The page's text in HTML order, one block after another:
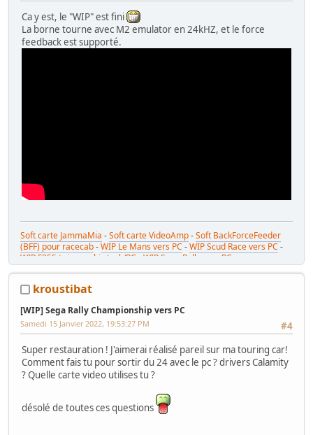
Ca y est, le "WIP" est fini
La borne tourne avec M2 emulator en 24kHZ, et le force
feedback est supporté.
Soft carte JammaMia -Soft carte VideoAmp-Soft BackForceFeeder
(BFF) pour racecab-WIP Le Mans vers PC -WIP Scud Race vers PC -
WIP F355 twin combi stack/PC
WIP Sega Rally vers PC
kroustibat
[WIP] Sega Rally Championship vers PC
#4
Samedi 15 Janvier 2022, 19:53:27 PM
Super restauration ! J'aimerai réalisé pareil sur ma touring car!
Comment fais tu pour sortir du 24 avec le pc ? drivers Calamity
? Quelle carte video utilises tu ?
désolé de toutes ces questions